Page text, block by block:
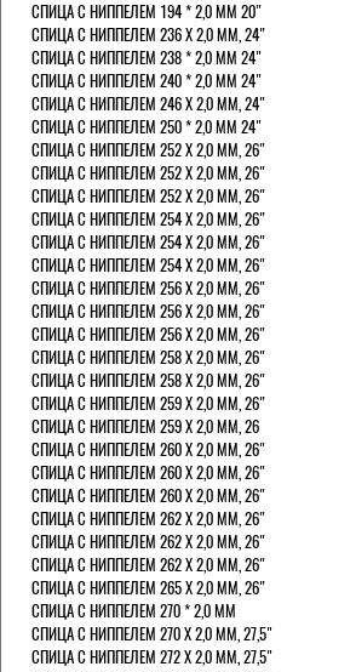
СПИЦА С НИППЕЛЕМ 194 * 2,0 ММ 20"
СПИЦА С НИППЕЛЕМ 236 Х 2,0 ММ, 24"
СПИЦА С НИППЕЛЕМ 238 * 2,0 ММ 24"
СПИЦА С НИППЕЛЕМ 240 * 2,0 ММ 24"
СПИЦА С НИППЕЛЕМ 246 Х 2,0 ММ, 24"
СПИЦА С НИППЕЛЕМ 250 * 2,0 ММ 24"
СПИЦА С НИППЕЛЕМ 252 Х 2,0 ММ, 26"
СПИЦА С НИППЕЛЕМ 252 Х 2,0 ММ, 26"
СПИЦА С НИППЕЛЕМ 252 Х 2,0 ММ, 26"
СПИЦА С НИППЕЛЕМ 254 Х 2,0 ММ, 26"
СПИЦА С НИППЕЛЕМ 254 Х 2,0 ММ, 26"
СПИЦА С НИППЕЛЕМ 254 Х 2,0 ММ, 26"
СПИЦА С НИППЕЛЕМ 256 Х 2,0 ММ, 26"
СПИЦА С НИППЕЛЕМ 256 Х 2,0 ММ, 26"
СПИЦА С НИППЕЛЕМ 256 Х 2,0 ММ, 26"
СПИЦА С НИППЕЛЕМ 258 Х 2,0 ММ, 26"
СПИЦА С НИППЕЛЕМ 258 Х 2,0 ММ, 26"
СПИЦА С НИППЕЛЕМ 259 Х 2,0 ММ, 26"
СПИЦА С НИППЕЛЕМ 259 Х 2,0 ММ, 26
СПИЦА С НИППЕЛЕМ 260 Х 2,0 ММ, 26"
СПИЦА С НИППЕЛЕМ 260 Х 2,0 ММ, 26"
СПИЦА С НИППЕЛЕМ 260 Х 2,0 ММ, 26"
СПИЦА С НИППЕЛЕМ 262 Х 2,0 ММ, 26"
СПИЦА С НИППЕЛЕМ 262 Х 2,0 ММ, 26"
СПИЦА С НИППЕЛЕМ 262 Х 2,0 ММ, 26"
СПИЦА С НИППЕЛЕМ 265 Х 2,0 ММ, 26"
СПИЦА С НИППЕЛЕМ 270 * 2,0 ММ
СПИЦА С НИППЕЛЕМ 270 Х 2,0 ММ, 27,5"
СПИЦА С НИППЕЛЕМ 272 Х 2,0 ММ, 27,5"